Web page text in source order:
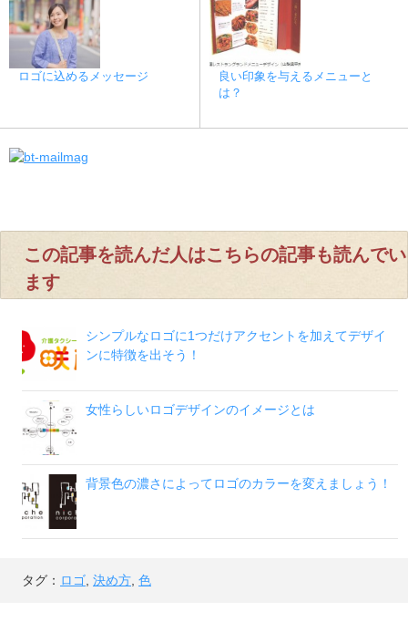
ロゴに込めるメッセージ
良い印象を与えるメニューと
は？
この記事を読んだ人はこちらの記事も読んでい
ます
シンプルなロゴに1つだけアクセントを加えてデザイ
ンに特徴を出そう！
女性らしいロゴデザインのイメージとは
背景色の濃さによってロゴのカラーを変えましょう！
タグ： ロゴ 決め方 色